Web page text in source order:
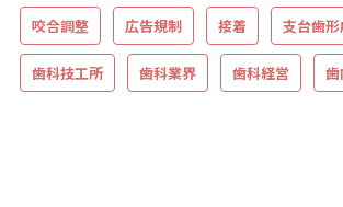
咬合調整 広告規制 接着 支台歯
歯科技工所 歯科業界 歯科経営